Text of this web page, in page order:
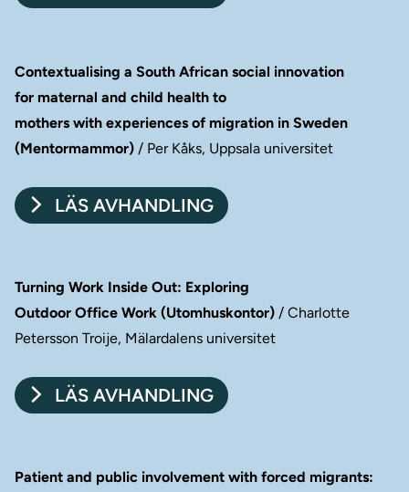
Contextualising a South African social innovation
for maternal and child health to
mothers with experiences of migration in Sweden
(Mentormammor) / Per Kåks, Uppsala universitet
LÄS AVHANDLING
Turning Work Inside Out: Exploring
Outdoor Office Work (Utomhuskontor) / Charlotte
Petersson Troije, Mälardalens universitet
LÄS AVHANDLING
Patient and public involvement with forced migrants: